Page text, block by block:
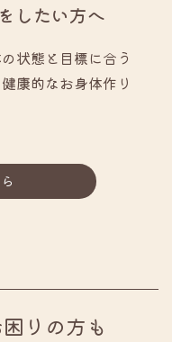
したい方へ
状態と目標に合う
康的なお身体作り
りの方も